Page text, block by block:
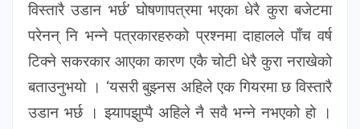
विस्तारै उडान भर्छ’ घोषणापत्रमा भएका धेरै कुरा बजेटमा
परेनन् नि भन्ने पत्रकारहरुको प्रश्नमा दाहालले पाँच वर्ष
टिक्ने सकरकार आएका कारण एकै चोटी धेरै कुरा नराखेको
बताउनुभयो । ‘यसरी बुझ्नस अहिले एक गियरमा छ विस्तारै
उडान भर्छ । झ्यापझुप्पै अहिले नै सवै भन्ने नभएको हो ।